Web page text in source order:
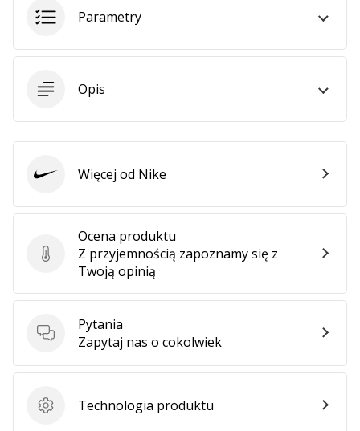
Parametry
Opis
Ocena produktu
Ocena produktu
Z przyjemnością zapoznamy się z
Twoją opinią
Pytania
Pytania
Zapytaj nas o cokolwiek
Technologia produktu
Technologia produktu
Nike Więcej od Nike